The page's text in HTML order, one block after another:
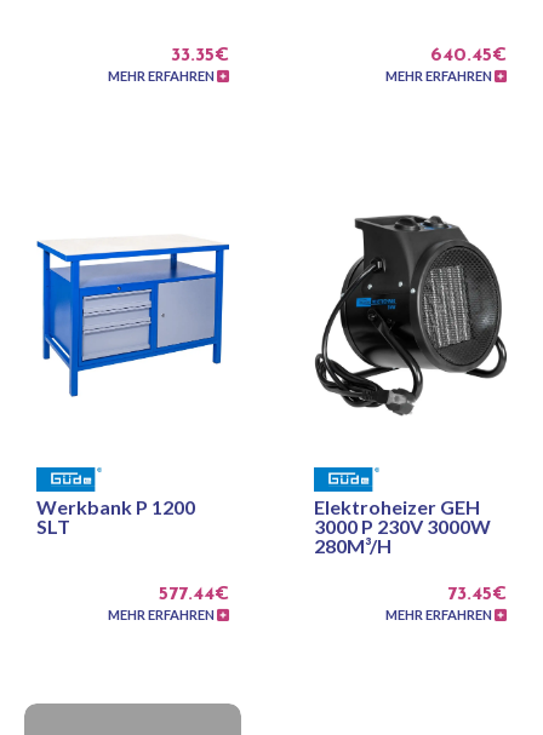
33.35€
MEHR ERFAHREN
640.45€
MEHR ERFAHREN
Werkbank P 1200
SLT
577.44€
MEHR ERFAHREN
Elektroheizer GEH
3000 P 230V 3000W
280M³/H
73.45€
MEHR ERFAHREN